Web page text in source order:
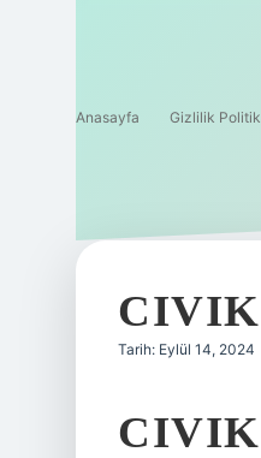
Anasayfa Gizlilik
Tarih: Eylül 14, 2024